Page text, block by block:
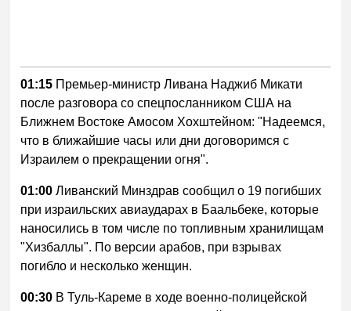
01:15 Премьер-министр Ливана Наджиб Микати
после разговора со спецпосланником США на
Ближнем Востоке Амосом Хохштейном: "Надеемся,
что в ближайшие часы или дни договоримся с
Израилем о прекращении огня".
01:00 Ливанский Минздрав сообщил о 19 погибших
при израильских авиаударах в Баальбеке, которые
наносились в том числе по топливным хранилищам
"Хизбаллы". По версии арабов, при взрывах
погибло и несколько женщин.
00:30 В Туль-Кареме в ходе военно-полицейской